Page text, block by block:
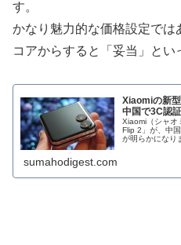
す。
かなり魅力的な価格設定では
コアからすると「妥当」とい
Xiaomiの新
中国で3C認
Xiaomi（シャオ
Flip 2」が、中
が明らかになり
sumahodigest.com